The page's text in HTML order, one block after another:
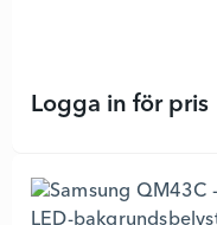
Logga in för pris